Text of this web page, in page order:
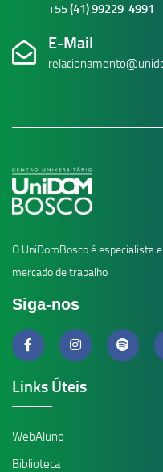
+55 (41) 99229-4991
E-Mail
O UniDomBosco é especialista
mercado de trabalho
Siga-nos
Links Úteis
WebAluno
Biblioteca